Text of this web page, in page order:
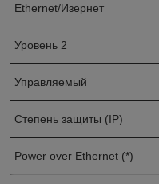
Ethernet/Изернет
Уровень 2
Управляемый
Степень защиты (IP)
Power over Ethernet (*)